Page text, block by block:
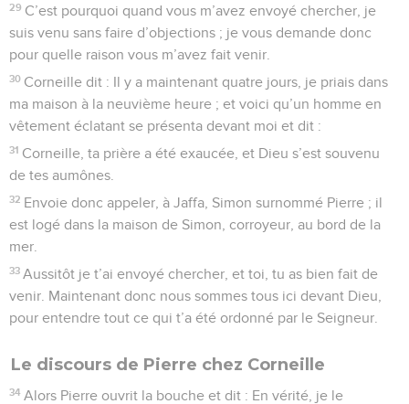
29 C’est pourquoi quand vous m’avez envoyé chercher, je
suis venu sans faire d’objections ; je vous demande donc
pour quelle raison vous m’avez fait venir.
30 Corneille dit : Il y a maintenant quatre jours, je priais dans
ma maison à la neuvième heure ; et voici qu’un homme en
vêtement éclatant se présenta devant moi et dit :
31 Corneille, ta prière a été exaucée, et Dieu s’est souvenu
de tes aumônes.
32 Envoie donc appeler, à Jaffa, Simon surnommé Pierre ; il
est logé dans la maison de Simon, corroyeur, au bord de la
mer.
33 Aussitôt je t’ai envoyé chercher, et toi, tu as bien fait de
venir. Maintenant donc nous sommes tous ici devant Dieu,
pour entendre tout ce qui t’a été ordonné par le Seigneur.
Le discours de Pierre chez Corneille
34 Alors Pierre ouvrit la bouche et dit : En vérité, je le